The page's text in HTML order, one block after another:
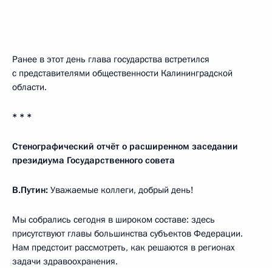
Ранее в этот день глава государства встретился
с представителями общественности Калининградской
области.
* * *
Стенографический отчёт о расширенном заседании
президиума Государственного совета
В.Путин: Уважаемые коллеги, добрый день!
Мы собрались сегодня в широком составе: здесь
присутствуют главы большинства субъектов Федерации.
Нам предстоит рассмотреть, как решаются в регионах
задачи здравоохранения.